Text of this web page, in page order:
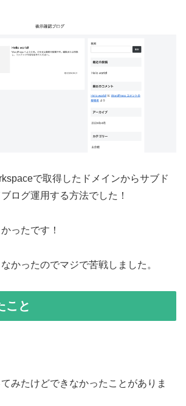
で取得したドメインからサブド
ログ運用する方法でした！
ったです！
かったのでマジで苦戦しました。
こと
みたけどできなかったことがありま